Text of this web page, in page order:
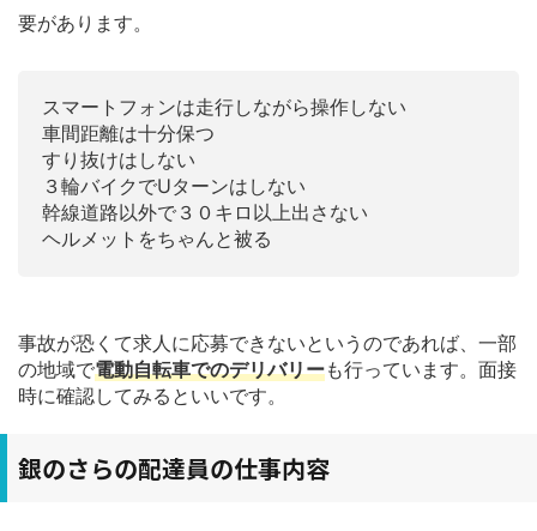
要があります。
スマートフォンは走行しながら操作しない
車間距離は十分保つ
すり抜けはしない
３輪バイクでUターンはしない
幹線道路以外で３０キロ以上出さない
ヘルメットをちゃんと被る
事故が恐くて求人に応募できないというのであれば、一部
の地域で電動自転車でのデリバリーも行っています。面接
時に確認してみるといいです。
銀のさらの配達員の仕事内容